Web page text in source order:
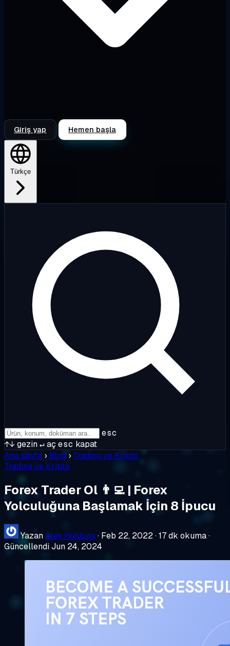
Giriş yap Hemen başla
Türkçe
esc
↑↓ gezin↵aç esc kapat
Ana sayfa › Blog › Trading ve Kripto
Trading ve Kripto
Forex Trader Ol 👨‍💻 | Forex
Yolculuğuna Başlamak İçin 8 İpucu
YazanAlex Robbins · Feb 22, 2022·17 dk okuma·
Güncellendi Jun 24, 2024